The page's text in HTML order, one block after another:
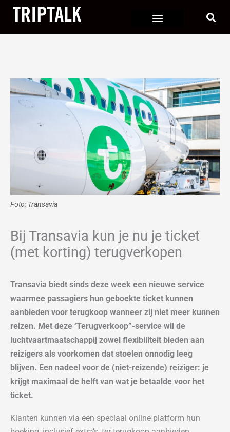
naar
de
Foto: Transavia
Bij Transavia kun je nu je ticket
(met korting) terugverkopen
Transavia biedt sinds deze week een nieuwe service
waarmee passagiers hun geboekte ticket kunnen
aanbieden voor terugkoop wanneer zij niet meer kunnen
reizen. Met deze ‘Terugverkoop”-service wil de
luchtvaartmaatschappij zowel flexibiliteit bieden aan
reizigers als voorkomen dat stoelen onnodig leeg
blijven. Een nadeel voor de (niet-reizende) reiziger: je
krijgt maximaal de helft van wat je betaalde voor het
ticket.
Klanten kunnen via een speciaal online platform hun